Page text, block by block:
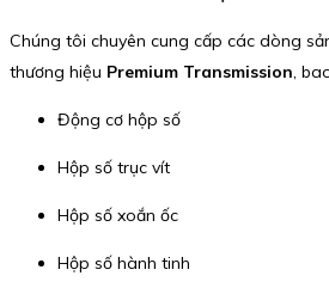
Chúng tôi chuyên cung cấp các dòng
thương hiệu Premium Transmission,
Động cơ hộp số
Hộp số trục vít
Hộp số xoắn ốc
Hộp số hành tinh